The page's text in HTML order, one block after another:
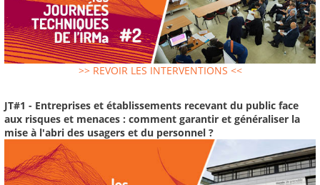
>> REVOIR LES INTERVENTIONS <<
JT#1 - Entreprises et établissements recevant du public face
aux risques et menaces : comment garantir et généraliser la
mise à l'abri des usagers et du personnel ?